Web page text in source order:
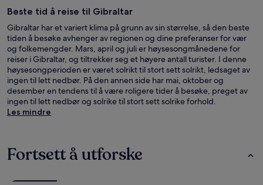
Beste tid å reise til Gibraltar
Gibraltar har et variert klima på grunn av sin størrelse, så den beste
tiden å besøke avhenger av regionen og dine preferanser for vær
og folkemengder. Mars, april og juli er høysesongmånedene for
reiser i Gibraltar, og tiltrekker seg et høyere antall turister. I denne
høysesongperioden er været solrikt til stort sett solrikt, ledsaget av
ingen til lett nedbør. På den annen side har mai, oktober og
desember en tendens til å være roligere tider å besøke, preget av
ingen til lett nedbør og solrike til stort sett solrike forhold.
Les mindre
Fortsett å utforske